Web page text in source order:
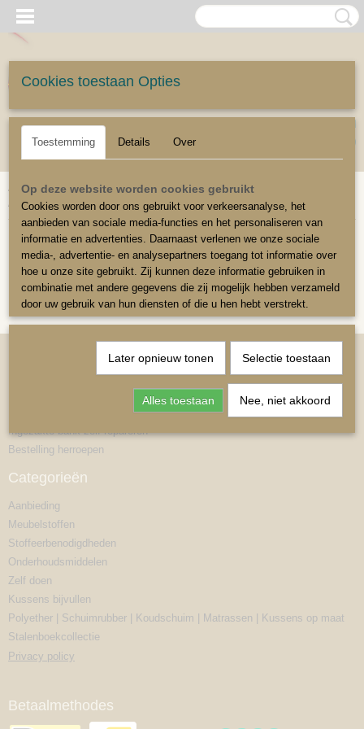
Inloggen Registreren
(0)
Home >Stoffeerbenodigdheden>Vulmateriaal en kussenvulling
Kussen vulservice veren/dons
Helaas bevinden er zich in deze categorie nog geen producten.
Probeert u het later nog eens!
Ingezakte bank zelf repareren
Bestelling herroepen
Categorieën
Aanbieding
Meubelstoffen
Stoffeerbenodigdheden
Onderhoudsmiddelen
Zelf doen
Kussens bijvullen
Polyether | Schuimrubber | Koudschuim | Matrassen | Kussens op maat
Stalenboekcollectie
Privacy policy
Betaalmethodes
| KUSSENS OP MAAT
Cookies toestaan Opties
Toestemming Details Over
Op deze website worden cookies gebruikt
Cookies worden door ons gebruikt voor verkeersanalyse, het
aanbieden van sociale media-functies en het personaliseren van
informatie en advertenties. Daarnaast verlenen we onze sociale
media-, advertentie- en analysepartners toegang tot informatie over
hoe u onze site gebruikt. Zij kunnen deze informatie gebruiken in
combinatie met andere gegevens die zij mogelijk hebben verzameld
door uw gebruik van hun diensten of die u hen hebt verstrekt.
Later opnieuw tonen Selectie toestaan
Alles toestaan Nee, niet akkoord